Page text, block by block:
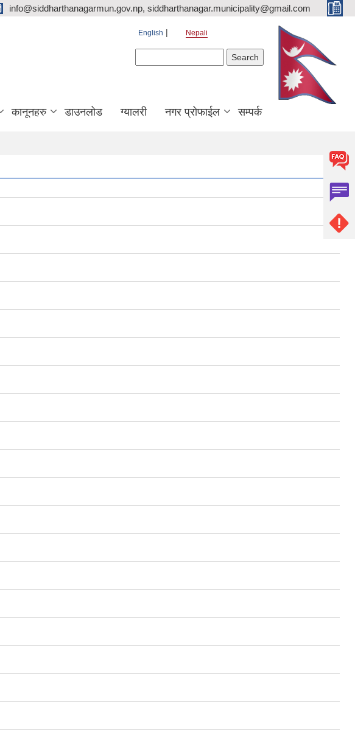
info@siddharthanagarmun.gov.np, siddharthanagar.municipality@gmail.com
English Nepali
कानूनहरु डाउनलोड ग्यालरी नगर प्रोफाईल सम्पर्क